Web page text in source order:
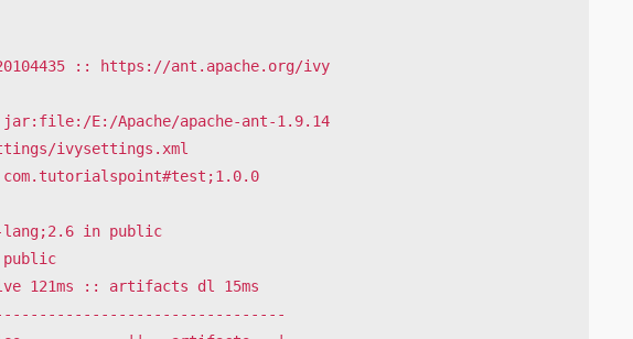
:: https://ant.apache.org/ivy
E:/Apache/apache-ant-1.9.14
ivysettings.xml
lang;2.6 in public
121ms :: artifacts dl 15ms